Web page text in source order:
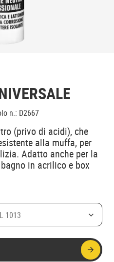
n.: D2667
(privo di acidi), che
alla muffa, per
Adatto anche per la
in acrilico e box
1013